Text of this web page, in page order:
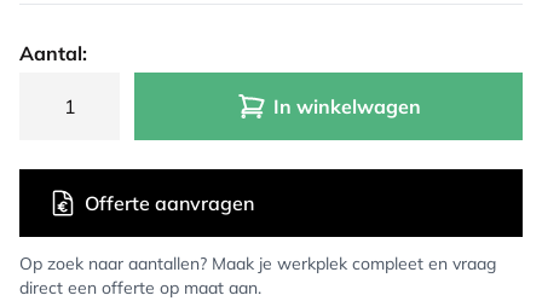
Aantal:
In winkelwagen
Op zoek naar aantallen? Maak je werkplek compleet en vraag
direct een offerte op maat aan.
Offerte aanvragen